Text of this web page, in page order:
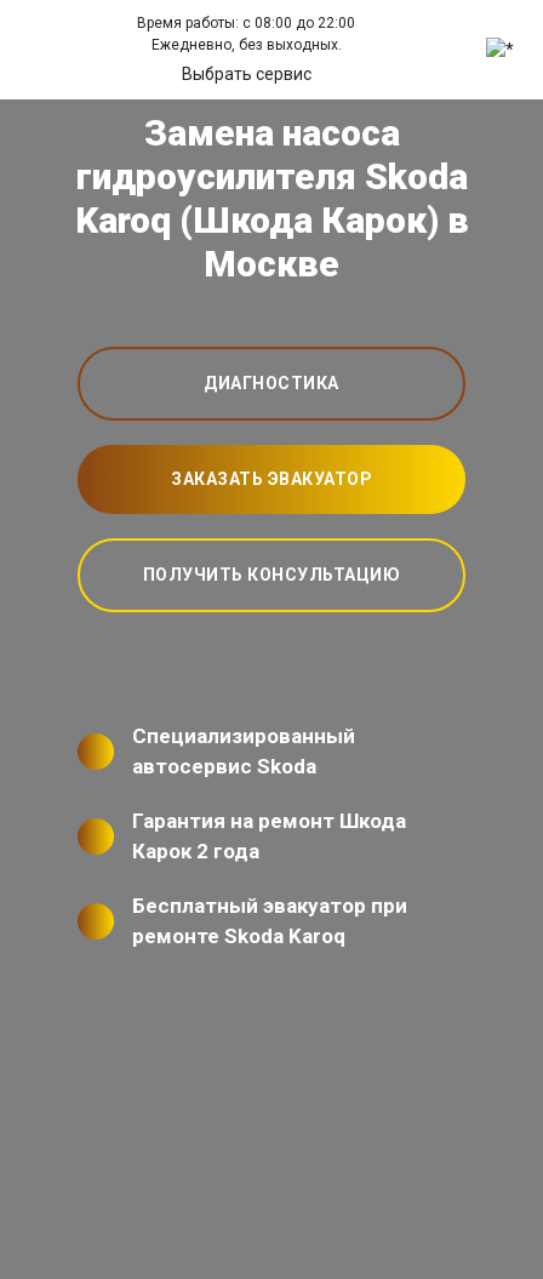
Время работы: с 08:00 до 22:00
Ежедневно, без выходных.
Выбрать сервис
Замена насоса
гидроусилителя Skoda
Karoq (Шкода Карок) в
Москве
ДИАГНОСТИКА
ЗАКАЗАТЬ ЭВАКУАТОР
ПОЛУЧИТЬ КОНСУЛЬТАЦИЮ
Специализированный
автосервис Skoda
Гарантия на ремонт Шкода
Карок 2 года
Бесплатный эвакуатор при
ремонте Skoda Karoq